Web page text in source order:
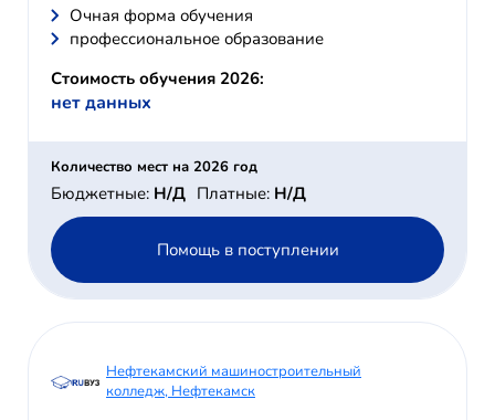
Очная форма обучения
профессиональное образование
Стоимость обучения 2026:
нет данных
Количество мест на 2026 год
Бюджетные: Н/Д Платные: Н/Д
Помощь в поступлении
Нефтекамский машиностроительный
колледж, Нефтекамск